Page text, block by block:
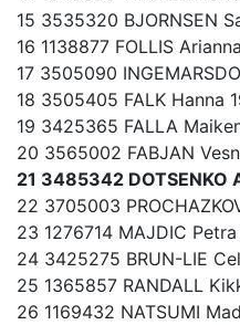
15 3535320 BJORNSEN
16 1138877 FOLLIS
17 3505090
18 3505405 FALK Hanna
19 3425365 FALLA
20 3565002 FABJAN
21 3485342 DOTSENKO
22 3705003
23 1276714 MAJDIC
24 3425275 BRUN-LIE
25 1365857 RANDALL
26 1169432 NATSUMI